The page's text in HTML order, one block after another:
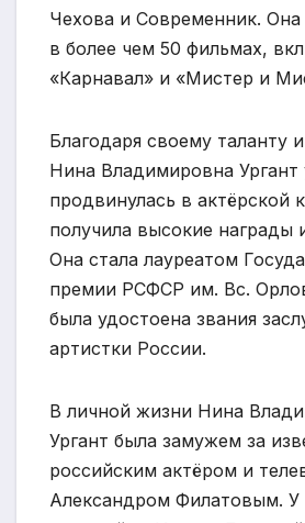
Чехова и Современник. Она
в более чем 50 фильмах,
«Карнавал» и «Мистер и
Благодаря своему таланту
Нина Владимировна Ургант
продвинулась в актёрской
получила высокие награды
Она стала лауреатом
премии РСФСР им. Вс.
была удостоена звания
артистки России.
В личной жизни Нина
Ургант была замужем за
российским актёром и
Александром Филатовым. У